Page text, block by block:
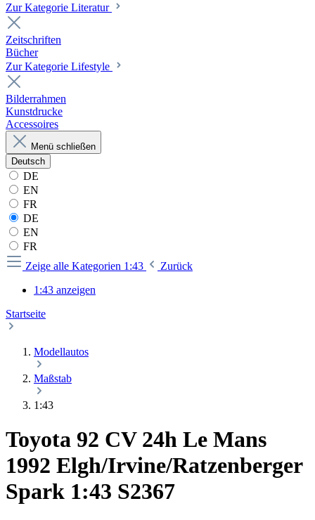
Zur Kategorie Literatur
Zeitschriften
Bücher
Zur Kategorie Lifestyle
Bilderrahmen
Kunstdrucke
Accessoires
Menü schließen
Deutsch
DE
EN
FR
DE
EN
FR
Zeige alle Kategorien 1:43
Zurück
1:43 anzeigen
Startseite
Modellautos
Maßstab
1:43
Toyota 92 CV 24h Le Mans
1992 Elgh/Irvine/Ratzenberger
Spark 1:43 S2367